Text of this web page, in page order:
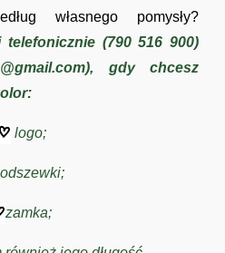
własnego pomysły?
(790 516 900)
), gdy chcesz
logo;
zamka;